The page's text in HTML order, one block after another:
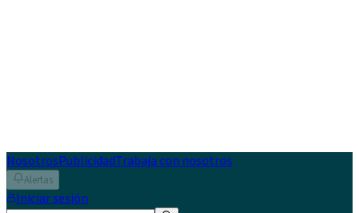
NosotrosPublicidadTrabaja con nosotros
Alertas
Iniciar sesión